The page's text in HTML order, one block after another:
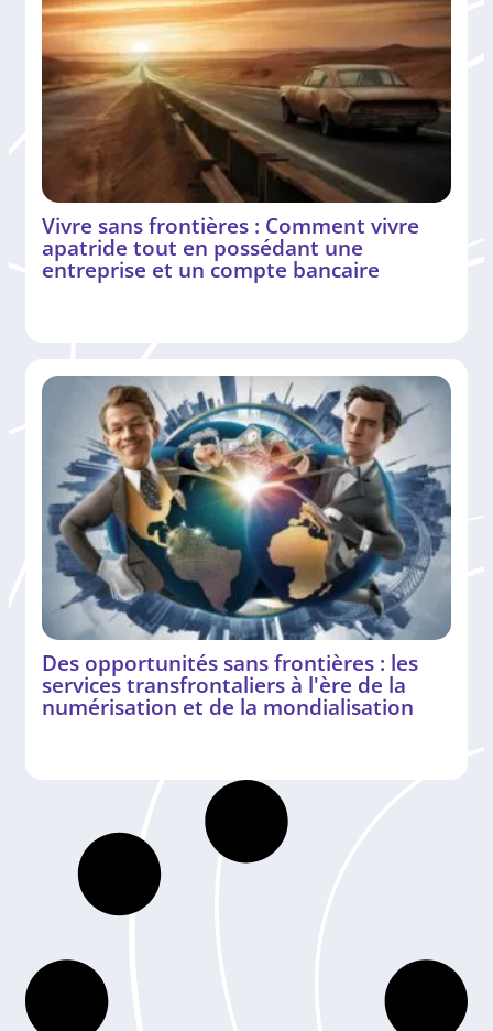
Vivre sans frontières : Comment vivre
apatride tout en possédant une
entreprise et un compte bancaire
Des opportunités sans frontières : les
services transfrontaliers à l'ère de la
numérisation et de la mondialisation